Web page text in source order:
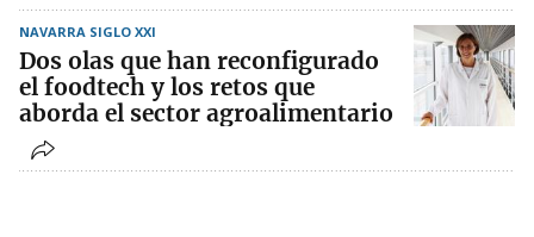
NAVARRA SIGLO XXI
Dos olas que han reconfigurado
el foodtech y los retos que
aborda el sector agroalimentario